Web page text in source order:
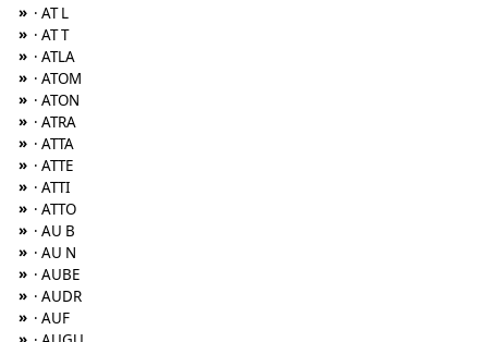
» · AT L
» · AT T
» · ATLA
» · ATOM
» · ATON
» · ATRA
» · ATTA
» · ATTE
» · ATTI
» · ATTO
» · AU B
» · AU N
» · AUBE
» · AUDR
» · AUF